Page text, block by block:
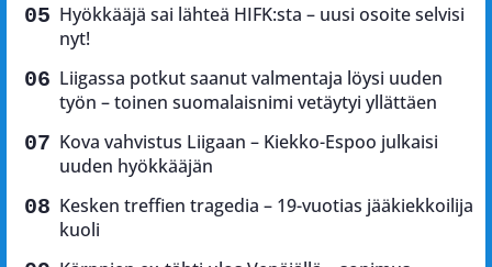
Hyökkääjä sai lähteä HIFK:sta – uusi osoite selvisi
nyt!
Liigassa potkut saanut valmentaja löysi uuden
työn – toinen suomalaisnimi vetäytyi yllättäen
Kova vahvistus Liigaan – Kiekko-Espoo julkaisi
uuden hyökkääjän
Kesken treffien tragedia – 19-vuotias jääkiekkoilija
kuoli